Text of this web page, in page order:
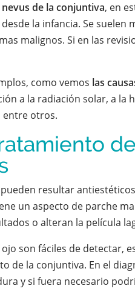
nevus de la conjuntiva, en
la infancia. Se suelen
malignos. Si en las
como vemos las
a la radiación solar, a la
entre otros.
pueden resultar
un aspecto de parche
o alteran la película
son fáciles de detectar,
de la conjuntiva. En el
y si fuera necesario